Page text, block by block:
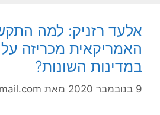
אלעד רזניק: למה
האמריקאית מכריזה
במדינות השונות?
9 בנובמבר 2020 מאת